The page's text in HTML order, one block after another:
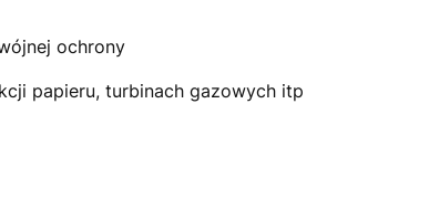
ochrony
papieru, turbinach gazowych itp